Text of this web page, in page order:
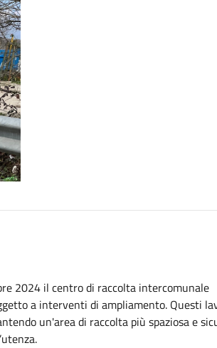
2024 il centro di raccolta intercomunale
a interventi di ampliamento. Questi
un'area di raccolta più spaziosa e